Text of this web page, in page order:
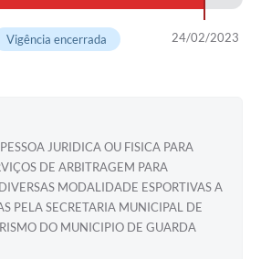
24/02/2023
Vigência encerrada
JURIDICA OU FISICA PARA
DE ARBITRAGEM PARA
MODALIDADE ESPORTIVAS A
PELA SECRETARIA MUNICIPAL DE
DO MUNICIPIO DE GUARDA